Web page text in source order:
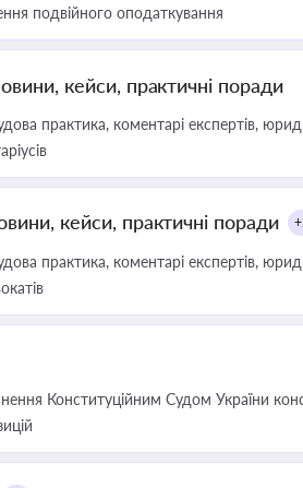
подвійного оподаткування
кейси, практичні поради
практика, коментарі експертів,
кейси, практичні поради
практика, коментарі експертів,
Конституційним Судом України